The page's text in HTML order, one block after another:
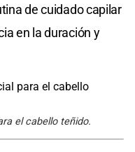
de cuidado capilar
en la duración y
el cabello teñido.